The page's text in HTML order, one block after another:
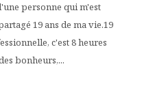
personne qui m'est
19 ans de ma vie.19
c'est 8 heures
bonheurs,...